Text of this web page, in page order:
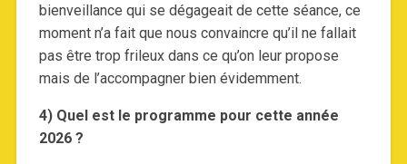
bienveillance qui se dégageait de cette séance, ce
moment n’a fait que nous convaincre qu’il ne fallait
pas être trop frileux dans ce qu’on leur propose
mais de l’accompagner bien évidemment.
4) Quel est le programme pour cette année
2026 ?